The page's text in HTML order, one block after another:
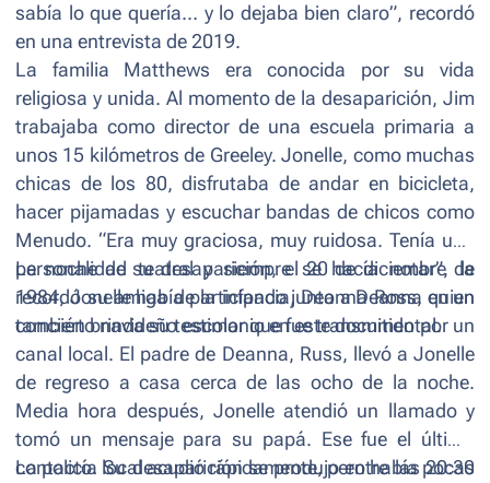
sabía lo que quería… y lo dejaba bien claro”, recordó
en una entrevista de 2019.
La familia Matthews era conocida por su vida
religiosa y unida. Al momento de la desaparición, Jim
trabajaba como director de una escuela primaria a
unos 15 kilómetros de Greeley. Jonelle, como muchas
chicas de los 80, disfrutaba de andar en bicicleta,
hacer pijamadas y escuchar bandas de chicos como
Menudo. “Era muy graciosa, muy ruidosa. Tenía una
personalidad teatral y siempre se hacía notar”, la
recordó su amiga de la infancia, Deanna Ross, quien
también brinda su testimonio en este documental.
La noche de su desaparición, el 20 de diciembre de
1984, Jonelle había participado junto a Deanna en un
concierto navideño escolar que fue transmitido por un
canal local. El padre de Deanna, Russ, llevó a Jonelle
de regreso a casa cerca de las ocho de la noche.
Media hora después, Jonelle atendió un llamado y
tomó un mensaje para su papá. Ese fue el último
contacto. Su desaparición se produjo entre las 20:30
La policía local acudió rápidamente, pero había pocas